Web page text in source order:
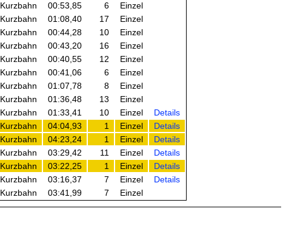
Kurzbahn 00:53,85 6
Einzel
Kurzbahn 01:08,40 17
Einzel
Kurzbahn 00:44,28 10
Einzel
Kurzbahn 00:43,20 16
Einzel
Kurzbahn 00:40,55 12
Einzel
Kurzbahn 00:41,06 6
Einzel
Kurzbahn 01:07,78 8
Einzel
Kurzbahn 01:36,48 13
Einzel
Kurzbahn 01:33,41 10 Einzel
Details
Kurzbahn 04:04,93 1 Einzel
Details
Kurzbahn 04:23,24 1 Einzel
Details
Kurzbahn 03:29,42 11 Einzel
Details
Kurzbahn 03:22,25 1 Einzel
Details
Kurzbahn 03:16,37 7 Einzel
Details
Kurzbahn 03:41,99 7 Einzel